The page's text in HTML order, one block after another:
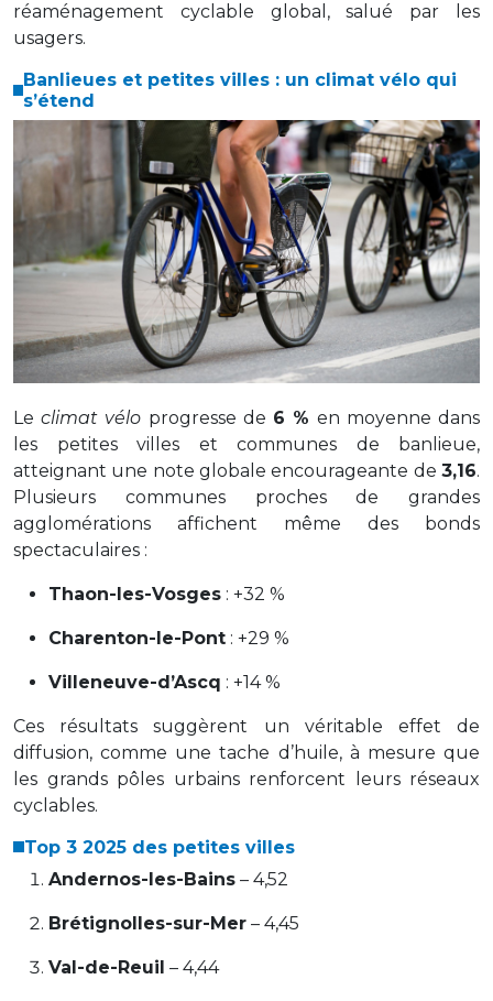
réaménagement cyclable global, salué par les
usagers.
Banlieues et petites villes : un climat vélo qui
s’étend
Leclimat vélo progresse de 6 % en moyenne dans
les petites villes et communes de banlieue,
atteignant une note globale encourageante de 3,16.
Plusieurs communes proches de grandes
agglomérations affichent même des bonds
spectaculaires :
Thaon-les-Vosges : +32 %
Charenton-le-Pont : +29 %
Villeneuve-d’Ascq : +14 %
Ces résultats suggèrent un véritable effet de
diffusion, comme une tache d’huile, à mesure que
les grands pôles urbains renforcent leurs réseaux
cyclables.
Top 3 2025 des petites villes
Andernos-les-Bains – 4,52
Brétignolles-sur-Mer – 4,45
Val-de-Reuil – 4,44